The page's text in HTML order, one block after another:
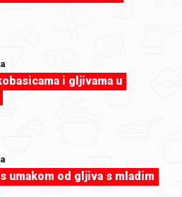
i gljivama u
umakom od gljiva s mladim